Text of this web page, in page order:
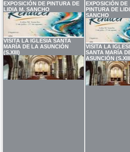
EXPOSICIÓN DE PINTURA DE
LIDIA M. SANCHO
VISITA LA IGLESIA SANTA
MARÍA DE LA ASUNCIÓN
(S.XIII)
EXPOSICIÓN DE
PINTURA DE
SANCHO
VISITA LA
SANTA MARÍA
ASUNCIÓN